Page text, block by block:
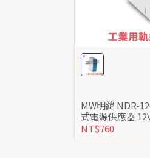
MW明緯 NDR-120-12 工業用軌道
式電
NT$760